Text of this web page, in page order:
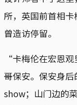
所，英国前首相
曾造访停留。
“卡梅伦在宏恩
哥保安。保安身
show；山门边的